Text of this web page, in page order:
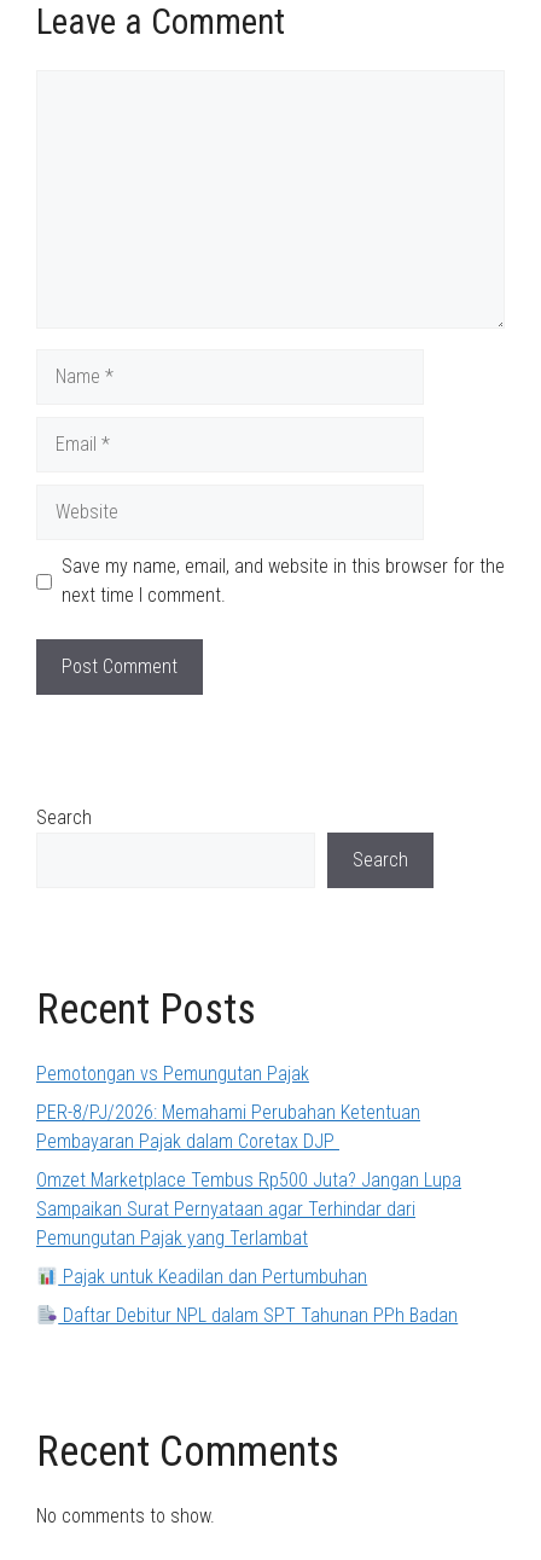
Leave a Comment
Save my name, email, and website in this browser for the
next time I comment.
Search
Search
Recent Posts
Pemotongan vs Pemungutan Pajak
PER-8/PJ/2026: Memahami Perubahan Ketentuan
Pembayaran Pajak dalam Coretax DJP
Omzet Marketplace Tembus Rp500 Juta? Jangan Lupa
Sampaikan Surat Pernyataan agar Terhindar dari
Pemungutan Pajak yang Terlambat
Pajak untuk Keadilan dan Pertumbuhan
Daftar Debitur NPL dalam SPT Tahunan PPh Badan
Recent Comments
No comments to show.